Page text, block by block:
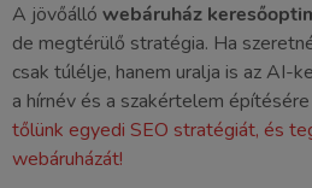
A jövőálló webáruház
de megtérülő stratégia. Ha
csak túlélje, hanem uralja is az AI-
a hírnév és a szakértelem
tőlünk egyedi SEO stratégiát, és
webáruházát!